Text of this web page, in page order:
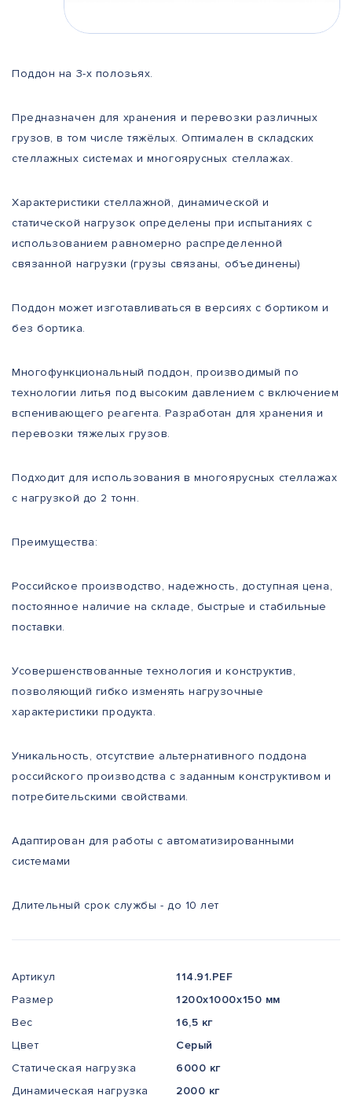
Поддон на 3-х полозьях.
Предназначен для хранения и перевозки различных
грузов, в том числе тяжёлых. Оптимален в складских
стеллажных системах и многоярусных стеллажах.
Характеристики стеллажной, динамической и
статической нагрузок определены при испытаниях с
использованием равномерно распределенной
связанной нагрузки (грузы связаны, объединены)
Поддон может изготавливаться в версиях с бортиком и
без бортика.
Многофункциональный поддон, производимый по
технологии литья под высоким давлением с включением
вспенивающего реагента. Разработан для хранения и
перевозки тяжелых грузов.
Подходит для использования в многоярусных стеллажах
с нагрузкой до 2 тонн.
Преимущества:
Российское производство, надежность, доступная цена,
постоянное наличие на складе, быстрые и стабильные
поставки.
Усовершенствованные технология и конструктив,
позволяющий гибко изменять нагрузочные
характеристики продукта.
Уникальность, отсутствие альтернативного поддона
российского производства с заданным конструктивом и
потребительскими свойствами.
Адаптирован для работы с автоматизированными
системами
Длительный срок службы - до 10 лет
Артикул
114.91.PEF
Размер
1200x1000x150 мм
Вес
16,5 кг
Цвет
Серый
Статическая нагрузка
6000 кг
Динамическая нагрузка
2000 кг